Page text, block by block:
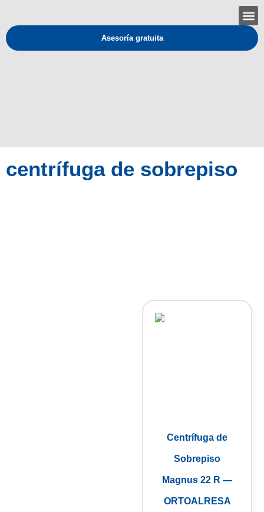
Asesoría gratuita
centrífuga de sobrepiso
Centrífuga de
Sobrepiso
Magnus 22 R —
ORTOALRESA